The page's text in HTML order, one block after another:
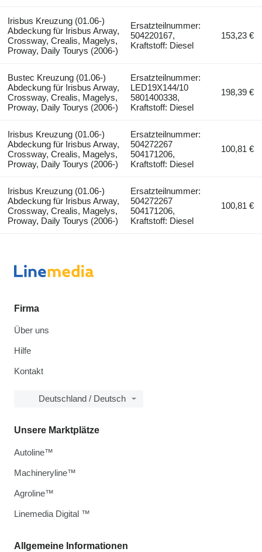
Irisbus Kreuzung (01.06-)
Abdeckung für Irisbus Arway,
Crossway, Crealis, Magelys,
Proway, Daily Tourys (2006-)
Ersatzteilnummer:
504220167,
Kraftstoff: Diesel
153,23 €
Bustec Kreuzung (01.06-)
Abdeckung für Irisbus Arway,
Crossway, Crealis, Magelys,
Proway, Daily Tourys (2006-)
Ersatzteilnummer:
LED19X144/10
5801400338,
Kraftstoff: Diesel
198,39 €
Irisbus Kreuzung (01.06-)
Abdeckung für Irisbus Arway,
Crossway, Crealis, Magelys,
Proway, Daily Tourys (2006-)
Ersatzteilnummer:
504272267
504171206,
Kraftstoff: Diesel
100,81 €
Irisbus Kreuzung (01.06-)
Abdeckung für Irisbus Arway,
Crossway, Crealis, Magelys,
Proway, Daily Tourys (2006-)
Ersatzteilnummer:
504272267
504171206,
Kraftstoff: Diesel
100,81 €
Firma
Über uns
Hilfe
Kontakt
Deutschland / Deutsch
Allgemeine Informationen
Unsere Marktplätze
Autoline™
Machineryline™
Agroline™
Linemedia Digital ™